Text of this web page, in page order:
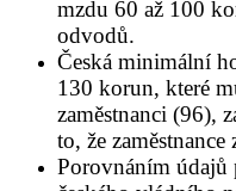
mzdu 60 až 100
odvodů.
Česká minimální
130 korun, které
zaměstnanci (96),
to, že zaměstnance
Porovnáním údajů